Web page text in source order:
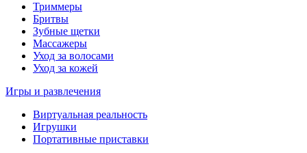
Триммеры
Бритвы
Зубные щетки
Массажеры
Уход за волосами
Уход за кожей
Игры и развлечения
Виртуальная реальность
Игрушки
Портативные приставки